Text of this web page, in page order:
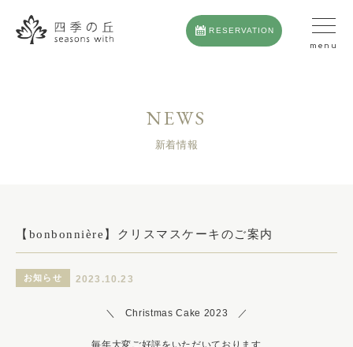
RESERVATION
NEWS
新着情報
【bonbonnière】クリスマスケーキのご案内
お知らせ 2023.10.23
＼ Christmas Cake 2023 ／
毎年大変ご好評をいただいております